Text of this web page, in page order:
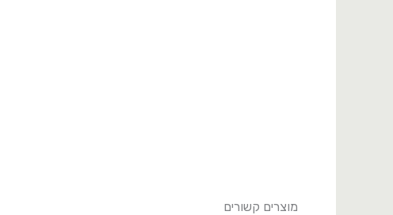
מוצרים קשורים